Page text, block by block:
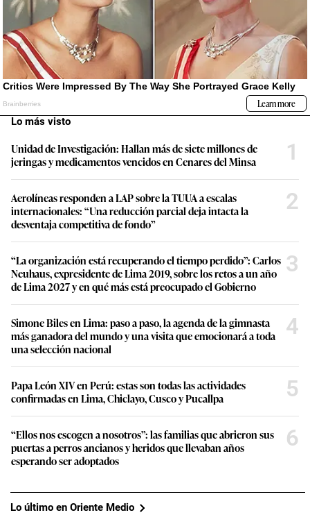
Lo más visto
Unidad de Investigación: Hallan más de siete millones de
jeringas y medicamentos vencidos en Cenares del Minsa
1
Aerolíneas responden a LAP sobre la TUUA a escalas
internacionales: “Una reducción parcial deja intacta la
desventaja competitiva de fondo”
2
“La organización está recuperando el tiempo perdido”: Carlos
Neuhaus, expresidente de Lima 2019, sobre los retos a un año
de Lima 2027 y en qué más está preocupado el Gobierno
3
Simone Biles en Lima: paso a paso, la agenda de la gimnasta
más ganadora del mundo y una visita que emocionará a toda
una selección nacional
4
Papa León XIV en Perú: estas son todas las actividades
confirmadas en Lima, Chiclayo, Cusco y Pucallpa
5
“Ellos nos escogen a nosotros”: las familias que abrieron sus
puertas a perros ancianos y heridos que llevaban años
esperando ser adoptados
6
Lo último en Oriente Medio